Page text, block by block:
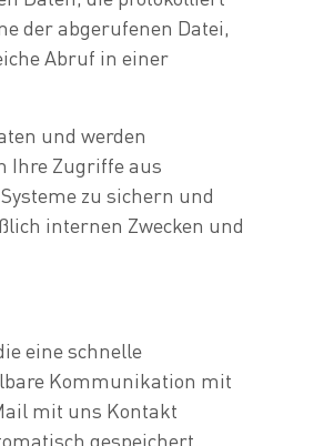
der abgerufenen Datei,
Abruf in einer
und werden
Ihre Zugriffe aus
zu sichern und
internen Zwecken und
eine schnelle
Kommunikation mit
mit uns Kontakt
gespeichert.